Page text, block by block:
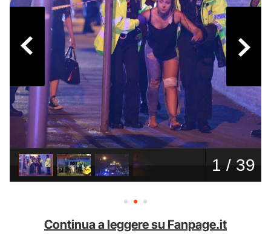
Continua a leggere su Fanpage.it